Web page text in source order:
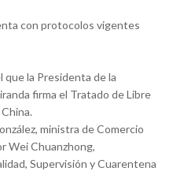
con protocolos vigentes
que la Presidenta de la
firma el Tratado de Libre
ministra de Comercio
Wei Chuanzhong,
Supervisión y Cuarentena